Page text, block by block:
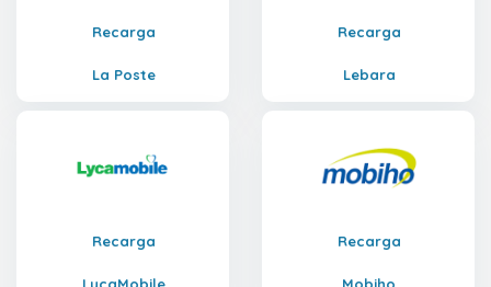
Recarga
La Poste
Recarga
Lebara
Recarga Recarga